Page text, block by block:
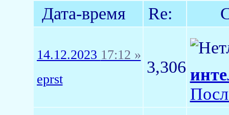
Дата-время Re:
14.12.2023 17:12 »
eprst
3,306